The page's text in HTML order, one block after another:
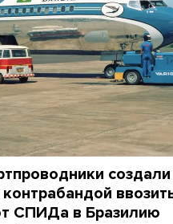
СПИДа в Бразилию